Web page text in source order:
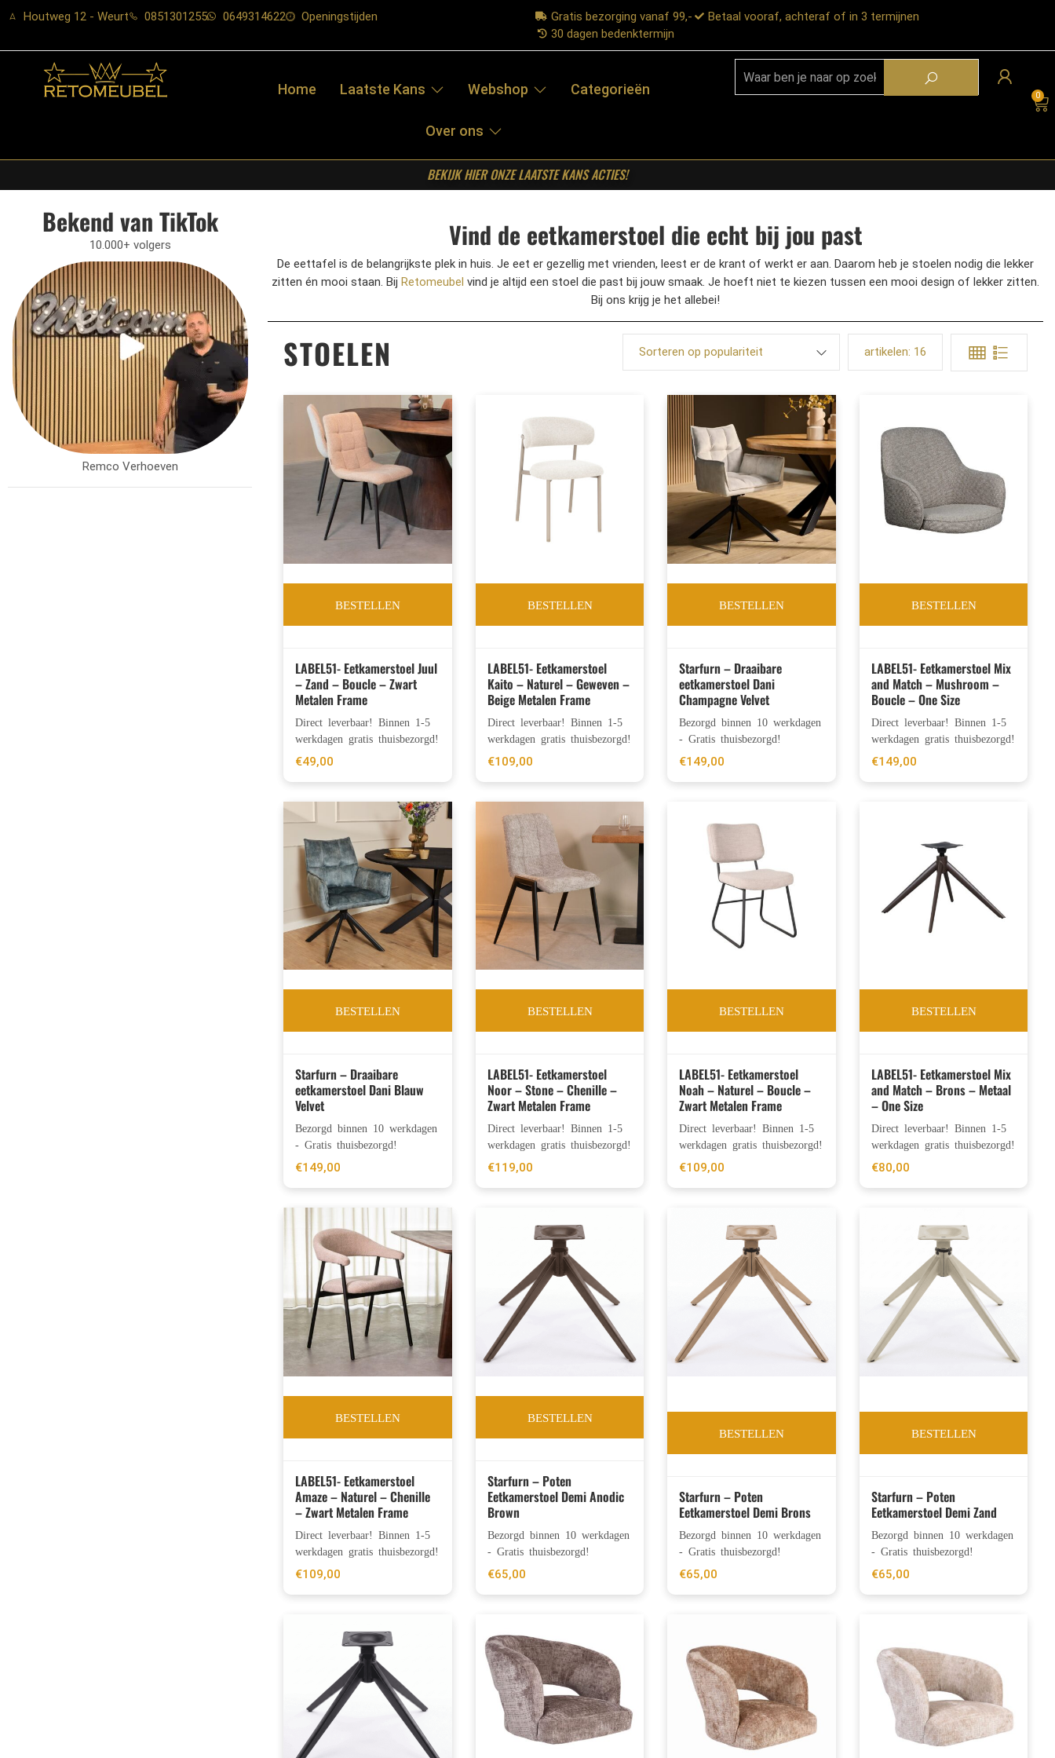
Houtweg 12 - Weurt 0851301255 0649314622 Openingstijden Gratis bezorging vanaf 99,-
Betaal vooraf, achteraf of in 3 termijnen
30 dagen bedenktermijn
Home Laatste Kans Webshop Categorieën
Over ons
0
BEKIJK HIER ONZE LAATSTE KANS ACTIES!
Bekend van TikTok
10.000+ volgers
Remco Verhoeven
Vind de eetkamerstoel die echt bij jou past
De eettafel is de belangrijkste plek in huis. Je eet er gezellig met vrienden, leest er de krant of werkt er aan. Daarom heb je stoelen nodig die lekker
zitten én mooi staan. BijRetomeubel vind je altijd een stoel die past bij jouw smaak. Je hoeft niet te kiezen tussen een mooi design of lekker zitten.
Bij ons krijg je het allebei!
STOELEN Sorteren op populariteit artikelen: 16
BESTELLEN
LABEL51- Eetkamerstoel Juul
– Zand – Boucle – Zwart
Metalen Frame
Direct leverbaar! Binnen 1-5
werkdagen gratis thuisbezorgd!
€49,00
BESTELLEN
LABEL51- Eetkamerstoel
Kaito – Naturel – Geweven –
Beige Metalen Frame
Direct leverbaar! Binnen 1-5
werkdagen gratis thuisbezorgd!
€109,00
BESTELLEN
Starfurn – Draaibare
eetkamerstoel Dani
Champagne Velvet
Bezorgd binnen 10 werkdagen
- Gratis thuisbezorgd!
€149,00
BESTELLEN
LABEL51- Eetkamerstoel Mix
and Match – Mushroom –
Boucle – One Size
Direct leverbaar! Binnen 1-5
werkdagen gratis thuisbezorgd!
€149,00
BESTELLEN
Starfurn – Draaibare
eetkamerstoel Dani Blauw
Velvet
Bezorgd binnen 10 werkdagen
- Gratis thuisbezorgd!
€149,00
BESTELLEN
LABEL51- Eetkamerstoel
Noor – Stone – Chenille –
Zwart Metalen Frame
Direct leverbaar! Binnen 1-5
werkdagen gratis thuisbezorgd!
€119,00
BESTELLEN
LABEL51- Eetkamerstoel
Noah – Naturel – Boucle –
Zwart Metalen Frame
Direct leverbaar! Binnen 1-5
werkdagen gratis thuisbezorgd!
€109,00
BESTELLEN
LABEL51- Eetkamerstoel Mix
and Match – Brons – Metaal
– One Size
Direct leverbaar! Binnen 1-5
werkdagen gratis thuisbezorgd!
€80,00
BESTELLEN
LABEL51- Eetkamerstoel
Amaze – Naturel – Chenille
– Zwart Metalen Frame
Direct leverbaar! Binnen 1-5
werkdagen gratis thuisbezorgd!
€109,00
BESTELLEN
Starfurn – Poten
Eetkamerstoel Demi Anodic
Brown
Bezorgd binnen 10 werkdagen
- Gratis thuisbezorgd!
€65,00
BESTELLEN
Starfurn – Poten
Eetkamerstoel Demi Brons
Bezorgd binnen 10 werkdagen
- Gratis thuisbezorgd!
€65,00
BESTELLEN
Starfurn – Poten
Eetkamerstoel Demi Zand
Bezorgd binnen 10 werkdagen
- Gratis thuisbezorgd!
€65,00